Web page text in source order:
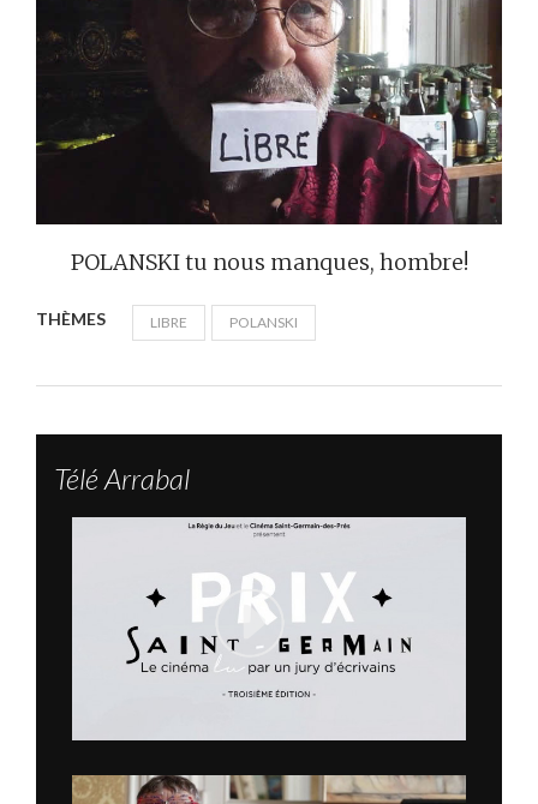
POLANSKI tu nous manques, hombre!
THÈMES LIBRE POLANSKI
Télé Arrabal